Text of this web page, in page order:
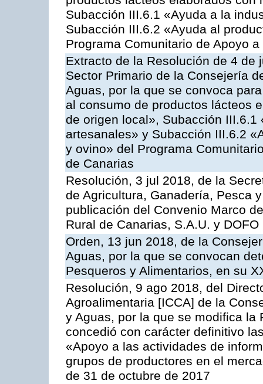
Subacción III.6.1 «Ayuda a la
Subacción III.6.2 «Ayuda al
Programa Comunitario de Apoyo
Extracto de la Resolución de 4
Sector Primario de la Consejería
Aguas, por la que se convoca
al consumo de productos lácteos
de origen local», Subacción
artesanales» y Subacción III.6.2
y ovino» del Programa
de Canarias
Resolución, 3 jul 2018, de la
de Agricultura, Ganadería, Pesca
publicación del Convenio Marco
Rural de Canarias, S.A.U. y
Orden, 13 jun 2018, de la
Aguas, por la que se convocan
Pesqueros y Alimentarios, en su
Resolución, 9 ago 2018, del
Agroalimentaria [ICCA] de la
y Aguas, por la que se modifica
concedió con carácter definitivo
«Apoyo a las actividades de
grupos de productores en el
de 31 de octubre de 2017